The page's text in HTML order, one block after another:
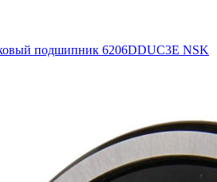
подшипник 6206DDUC3E NSK